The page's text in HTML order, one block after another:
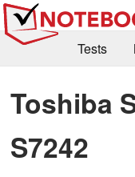
Tests
Kaufberatung
Forum
Toshiba
S7242